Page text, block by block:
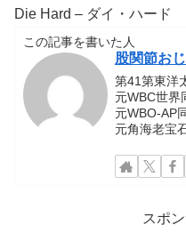
Die Hard – ダイ・ハード
この記事を書いた人
股関節お
第41第東洋
元WBC世界
元WBO-AP
元角海老宝
スポ